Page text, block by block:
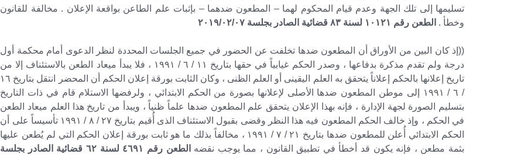
تسليمها إلى تلك الجهة وعدم قيام المحكوم لهما – المطعون ضدهما – بإثبات علم الطاعن بواقعة الإعلان . مخالفة للقانون
وخطأ . الطعن رقم ١٠١٢١ لسنة ٨٣ قضائية الصادر بجلسة ٢٠١٩/٠٢/٠٧
((إذ كان البين من الأوراق أن المطعون ضدها تخلفت عن الحضور في جميع الجلسات المحددة لنظر الدعوى أمام محكمة أول
درجة ولم تقدم مذكرة بدفاعها ، وصدر الحكم غيابياً في حقها بتاريخ ١١ / ٦ / ١٩٩١ ، فلا يبدأ ميعاد الطعن بالاستئناف إلا من
تاريخ إعلانها بالحكم إعلاناً يتحقق به العلم اليقينى أو العلم الظنى ، وكان الثابت بورقة إعلان الحكم أن المحضر انتقل بتاريخ ١٦
/ ٦ / ١٩٩١ إلى موطن المطعون ضدها الأصلى لإعلانها بصورة من الحكم الابتدائي ، ولرفضها الاستلام قام في ذات التاريخ
بتسليم الصورة لجهة الإدارة ، فإنه بهذا الإعلان يتحقق علم المطعون ضدها علماً ظنياً ، ويبدأ من تاريخ هذا العلم ميعاد الطعن
في الحكم ، وإذ خالف الحكم المطعون فيه هذا النظر وقضى بقبول الاستئناف الذى أُقيم بتاريخ ٢٧ / ٨ / ١٩٩١ تأسيساً على أن
الحكم الابتدائي أُعلن للمطعون ضدها بتاريخ ٢١ / ٧ / ١٩٩١ ، مخالفاً بذلك ما هو ثابت بورقة إعلان الحكم التي لم يُطعن عليها
بثمة مطعن ، فإنه يكون قد أخطأ في تطبيق القانون ، مما يوجب نقضه
الطعن رقم ٤٦٩١ لسنة ٦٢ قضائية الصادر بجلسة